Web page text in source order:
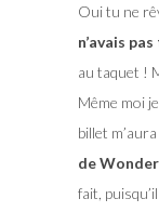
Oui tu ne
n’avais
au taquet !
Même moi
billet
de
fait,